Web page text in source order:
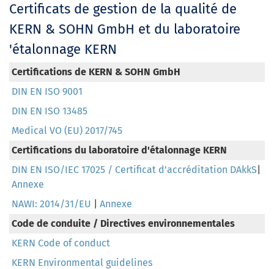
Certificats de gestion de la qualité de
KERN & SOHN GmbH et du laboratoire
'étalonnage KERN
Certifications de KERN & SOHN GmbH
DIN EN ISO 9001
DIN EN ISO 13485
Medical VO (EU) 2017/745
Certifications du laboratoire d'étalonnage KERN
DIN EN ISO/IEC 17025 / Certificat d'accréditation DAkkS
Annexe
NAWI: 2014/31/EU
Annexe
Code de conduite / Directives environnementales
KERN Code of conduct
KERN Environmental guidelines